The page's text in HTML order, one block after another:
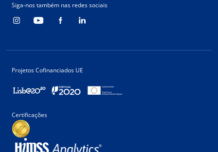
Siga-nos também nas redes sociais
Projetos Cofinanciados UE
Certificações